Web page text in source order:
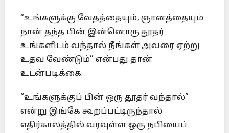
“உங்களுக்கு வேதத்தையும், ஞானத்தையும்
நான் தந்த பின் இன்னொரு தூதர்
உங்களிடம் வந்தால் நீங்கள் அவரை ஏற்று
உதவ வேண்டும்” என்பது தான்
உடன்படிக்கை.
“உங்களுக்குப் பின் ஒரு தூதர் வந்தால்”
என்று இங்கே கூறப்பட்டிருந்தால்
எதிர்காலத்தில் வரவுள்ள ஒரு நபியைப்